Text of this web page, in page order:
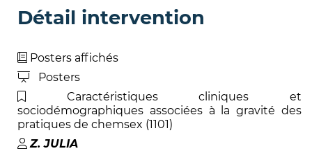
Détail intervention
Posters affichés
Posters
Caractéristiques cliniques et
sociodémographiques associées à la gravité des
pratiques de chemsex (1101)
Z.JULIA